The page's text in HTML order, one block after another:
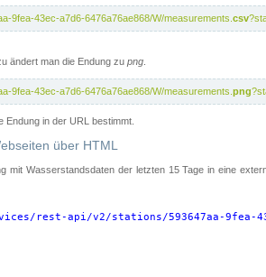
9fea-43ec-a7d6-6476a76ae868/W/measurements. csv
ändert man die Endung zu png
9fea-43ec-a7d6-6476a76ae868/W/measurements. png
in der URL bestimmt.
über HTML
mit Wasserstandsdaten der letzten 15 Tage in eine
rest-api/v2/stations/593647aa-9fea-43ec-